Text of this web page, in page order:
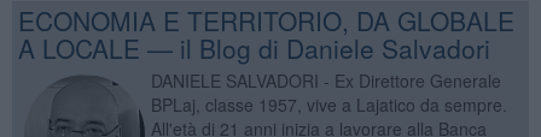
ECONOMIA E TERRITORIO, DA GLOBALE
A LOCALE — il Blog di Daniele Salvadori
DANIELE SALVADORI - Ex Direttore Generale
BPLaj, classe 1957, vive a Lajatico da sempre.
All'età di 21 anni inizia a lavorare alla Banca